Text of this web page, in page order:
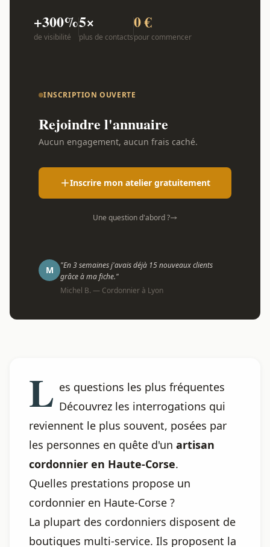
+300%
de visibilité
5×
plus de contacts
0 €
pour commencer
INSCRIPTION OUVERTE
Rejoindre l'annuaire
Aucun engagement, aucun frais caché.
Inscrire mon atelier gratuitement
Une question d'abord ?
M
"En 3 semaines j'avais déjà 15 nouveaux clients
grâce à ma fiche."
Michel B. — Cordonnier à Lyon
L es questions les plus fréquentes
Découvrez les interrogations qui
reviennent le plus souvent, posées par
les personnes en quête d'un artisan
cordonnier en Haute-Corse.
Quelles prestations propose un
cordonnier en Haute-Corse ?
La plupart des cordonniers disposent de
boutiques multi-service. Ils proposent la